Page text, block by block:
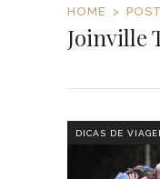
HOME
Joinville
DICAS DE